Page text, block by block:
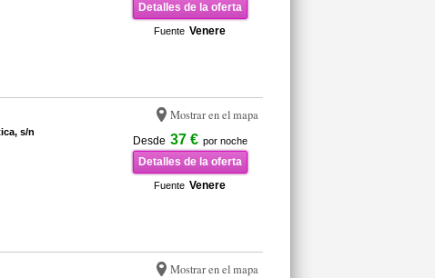
Detalles de la oferta
Fuente Venere
Mostrar en el mapa
Desde 37 € por noche
Detalles de la oferta
Fuente Venere
s/n
Mostrar en el mapa